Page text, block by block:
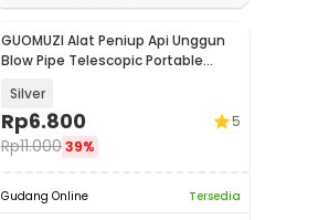
GUOMUZI Alat Peniup Api Unggun
Blow Pipe Telescopic Portable
Silver
Rp6.800
Rp11.00039%
5
Gudang Online
Tersedia